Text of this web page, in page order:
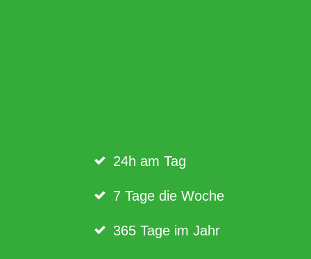
24h am Tag
7 Tage die Woche
365 Tage im Jahr